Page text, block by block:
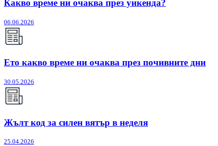
Какво време ни очаква през уикенда?
06.06.2026
Ето какво време ни очаква през почивните дни
30.05.2026
Жълт код за силен вятър в неделя
25.04.2026